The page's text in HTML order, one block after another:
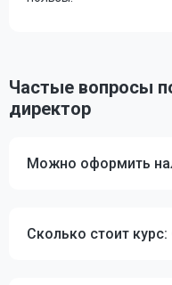
Частые вопросы
директор
Можно оформить
Сколько стоит